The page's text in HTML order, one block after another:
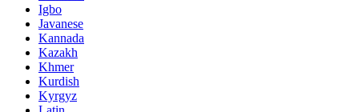
Igbo
Javanese
Kannada
Kazakh
Khmer
Kurdish
Kyrgyz